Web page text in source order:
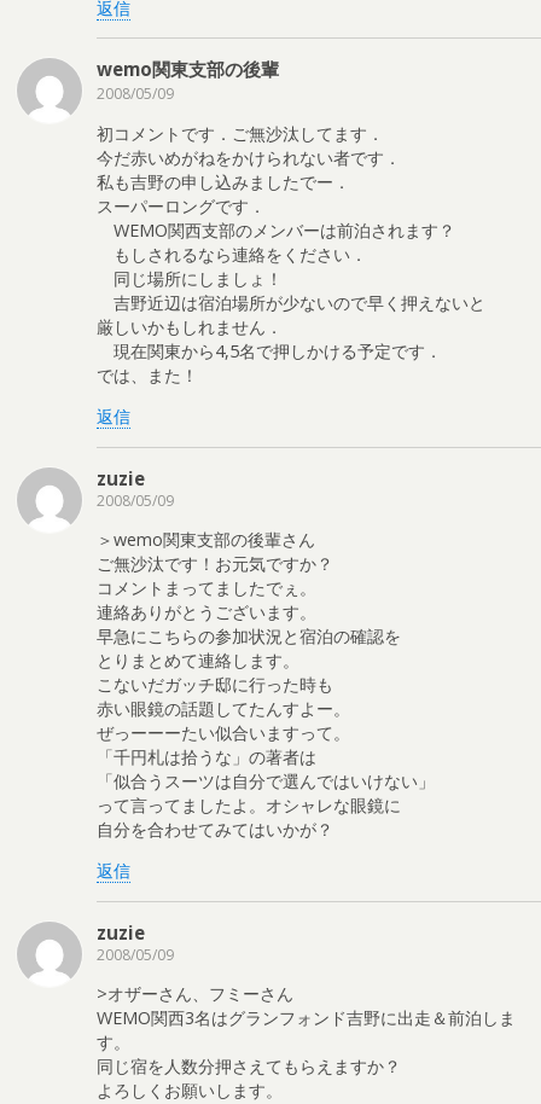
返信
wemo関東支部の後輩
2008/05/09
初コメントです．ご無沙汰してます．
今だ赤いめがねをかけられない者です．
私も吉野の申し込みましたでー．
スーパーロングです．
WEMO関西支部のメンバーは前泊されます？
もしされるなら連絡をください．
同じ場所にしましょ！
吉野近辺は宿泊場所が少ないので早く押えないと
厳しいかもしれません．
現在関東から4,5名で押しかける予定です．
では、また！
返信
zuzie
2008/05/09
＞wemo関東支部の後輩さん
ご無沙汰です！お元気ですか？
コメントまってましたでぇ。
連絡ありがとうございます。
早急にこちらの参加状況と宿泊の確認を
とりまとめて連絡します。
こないだガッチ邸に行った時も
赤い眼鏡の話題してたんすよー。
ぜっーーーたい似合いますって。
「千円札は拾うな」の著者は
「似合うスーツは自分で選んではいけない」
って言ってましたよ。オシャレな眼鏡に
自分を合わせてみてはいかが？
返信
zuzie
2008/05/09
>オザーさん、フミーさん
WEMO関西3名はグランフォンド吉野に出走＆前泊しま
す。
同じ宿を人数分押さえてもらえますか？
よろしくお願いします。